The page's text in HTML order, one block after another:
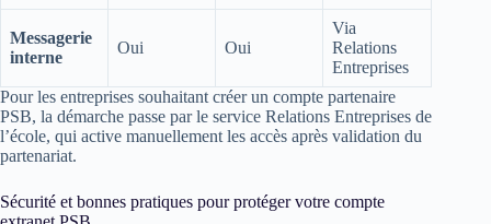
Messagerie
interne
Oui Oui
Via
Relations
Entreprises
Pour les entreprises souhaitant créer un compte partenaire
PSB, la démarche passe par le service Relations Entreprises de
l’école, qui active manuellement les accès après validation du
partenariat.
Sécurité et bonnes pratiques pour protéger votre compte